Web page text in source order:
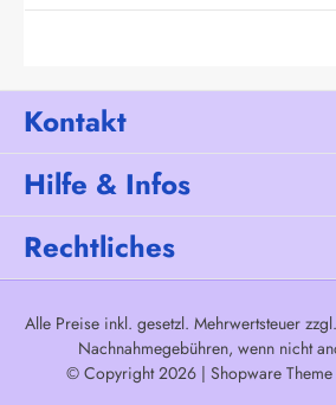
Kontakt
Hilfe & Infos
Rechtliches
Alle Preise inkl. gesetzl. Mehrwertsteuer zzgl.
Nachnahmegebühren, wenn nicht
© Copyright 2026 | Shopware